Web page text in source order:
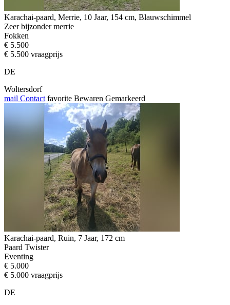
Karachai-paard, Merrie, 10 Jaar, 154 cm, Blauwschimmel
Zeer bijzonder merrie
Fokken
€ 5.500
€ 5.500 vraagprijs
DE
Woltersdorf
mail Contact favorite Bewaren Gemarkeerd
Karachai-paard, Ruin, 7 Jaar, 172 cm
Paard Twister
Eventing
€ 5.000
€ 5.000 vraagprijs
DE